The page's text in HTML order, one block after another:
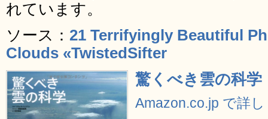
れています。
ソース： 21 Terrifyingly Beautiful
Clouds «TwistedSifter
驚くべき雲の科学
Amazon.co.jp で詳